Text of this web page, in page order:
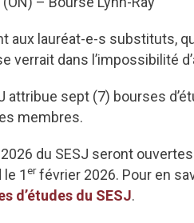
aux lauréat-e-s substituts,
verrait dans l’impossibilité
attribue sept (7) bourses
membres.
du SESJ seront
1erfévrier 2026. Pour en
d’études du SESJ.